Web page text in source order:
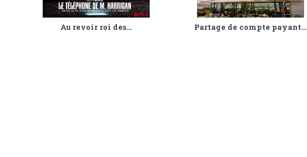
Au revoir roi des... Partage de compte payant...